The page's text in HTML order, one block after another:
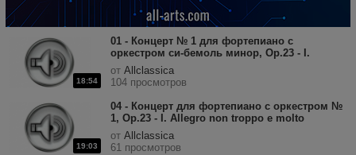
18:54
01 - Концерт № 1 для фортепиано с
оркестром си-бемоль минор, Op.23 - I.
Allegro non troppo e molto maestoso.mp3
от Allclassica
104 просмотров
19:03
04 - Концерт для фортепиано с оркестром №
1, Op.23 - I. Allegro non troppo e molto
maestoso.mp3
от Allclassica
61 просмотров